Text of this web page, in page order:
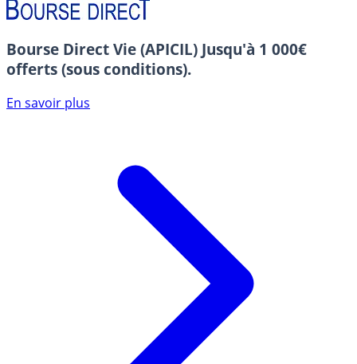
Bourse Direct Vie (APICIL) Jusqu'à 1 000€
offerts (sous conditions).
En savoir plus